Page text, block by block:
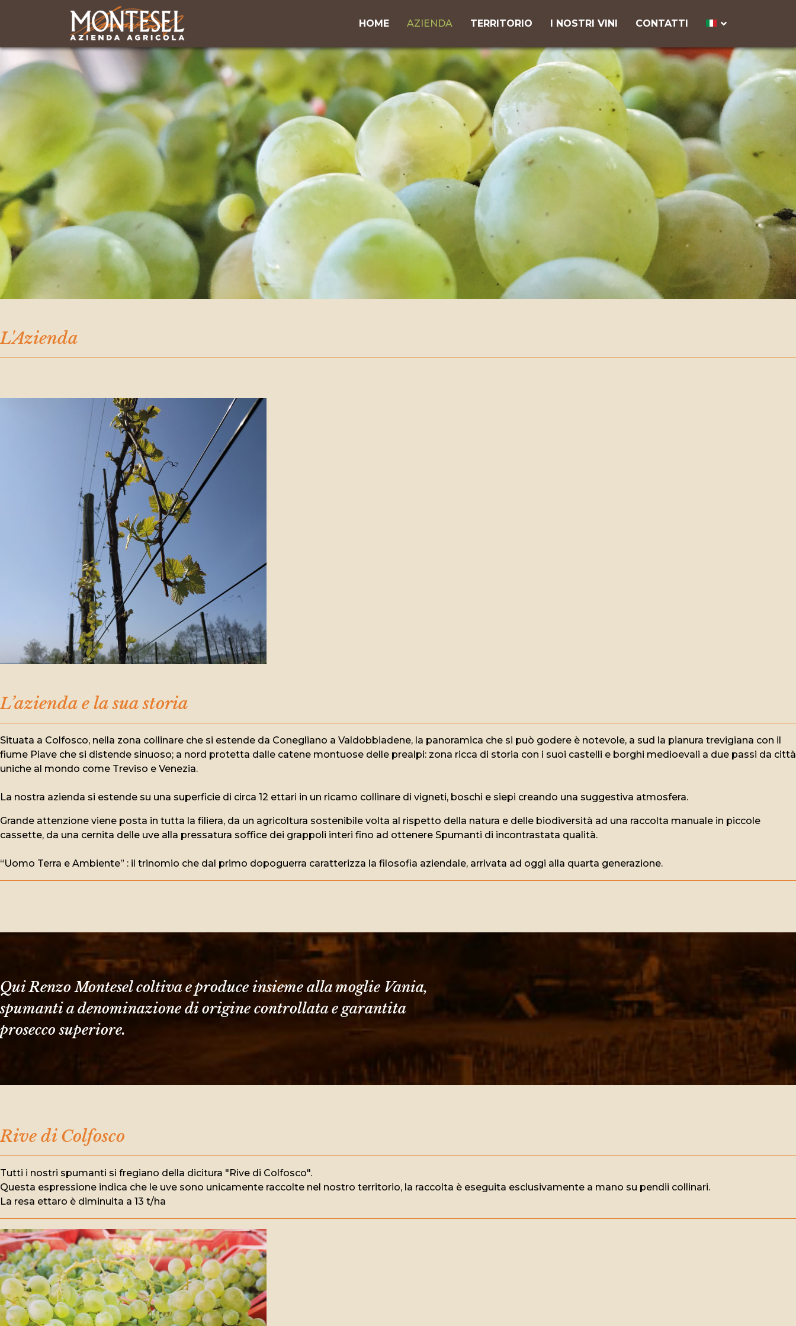
HOME AZIENDA TERRITORIO I NOSTRI VINI CONTATTI
L'Azienda
L’azienda e la sua storia
Situata a Colfosco, nella zona collinare che si estende da Conegliano a Valdobbiadene, la panoramica che si può godere è notevole, a sud la pianura trevigiana con il
fiume Piave che si distende sinuoso; a nord protetta dalle catene montuose delle prealpi: zona ricca di storia con i suoi castelli e borghi medioevali a due passi da città
uniche al mondo come Treviso e Venezia.
La nostra azienda si estende su una superficie di circa 12 ettari in un ricamo collinare di vigneti, boschi e siepi creando una suggestiva atmosfera.
Grande attenzione viene posta in tutta la filiera, da un agricoltura sostenibile volta al rispetto della natura e delle biodiversità ad una raccolta manuale in piccole
cassette, da una cernita delle uve alla pressatura soffice dei grappoli interi fino ad ottenere Spumanti di incontrastata qualità.
“Uomo Terra e Ambiente” : il trinomio che dal primo dopoguerra caratterizza la filosofia aziendale, arrivata ad oggi alla quarta generazione.
Qui Renzo Montesel coltiva e produce insieme alla moglie Vania,
spumanti a denominazione di origine controllata e garantita
prosecco superiore.
Rive di Colfosco
Tutti i nostri spumanti si fregiano della dicitura "Rive di Colfosco".
Questa espressione indica che le uve sono unicamente raccolte nel nostro territorio, la raccolta è eseguita esclusivamente a mano su pendii collinari.
La resa ettaro è diminuita a 13 t/ha